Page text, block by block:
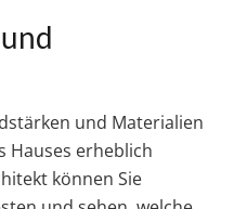
und Materialien
Hauses erheblich
können Sie